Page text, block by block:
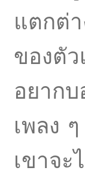
แตกต่
ของตั
อยาก
เพลง
เขาจ